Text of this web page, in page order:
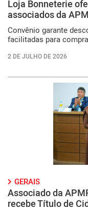
Loja Bonneterie
associados da
Convênio garante
facilitadas para
2 DE JULHO DE 2026
GERAIS
Associado da
recebe Título de